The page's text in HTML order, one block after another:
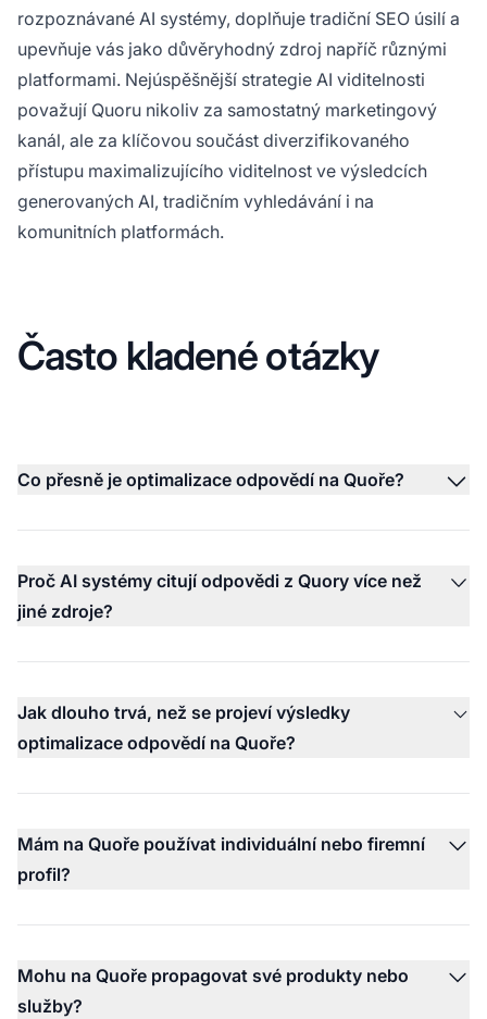
rozpoznávané AI systémy, doplňuje tradiční SEO úsilí a
upevňuje vás jako důvěryhodný zdroj napříč různými
platformami. Nejúspěšnější strategie AI viditelnosti
považují Quoru nikoliv za samostatný marketingový
kanál, ale za klíčovou součást diverzifikovaného
přístupu maximalizujícího viditelnost ve výsledcích
generovaných AI, tradičním vyhledávání i na
komunitních platformách.
Často kladené otázky
Co přesně je optimalizace odpovědí na Quoře?
Proč AI systémy citují odpovědi z Quory více než
jiné zdroje?
Jak dlouho trvá, než se projeví výsledky
optimalizace odpovědí na Quoře?
Mám na Quoře používat individuální nebo firemní
profil?
Mohu na Quoře propagovat své produkty nebo
služby?